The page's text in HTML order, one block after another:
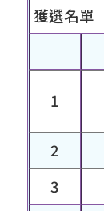
獲選名單
1
2
3